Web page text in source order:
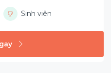
Sinh viên